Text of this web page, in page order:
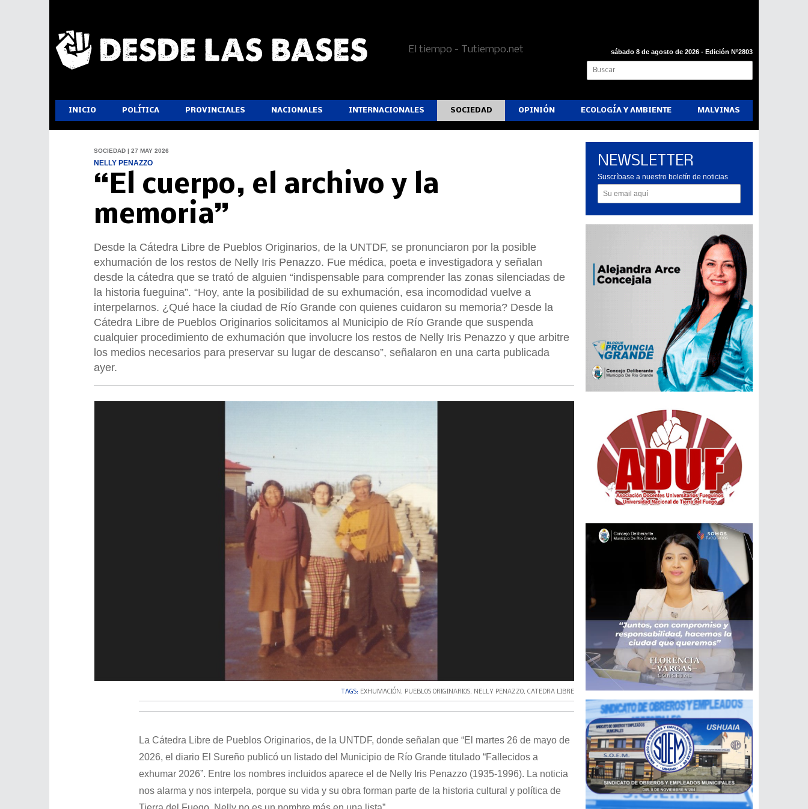
El tiempo - Tutiempo.net sábado 8 de agosto de 2026 - Edición Nº2803
INICIO POLÍTICA PROVINCIALES NACIONALES INTERNACIONALES SOCIEDAD OPINIÓN ECOLOGÍA Y AMBIENTE MALVINAS
SOCIEDAD | 27 MAY 2026
NELLY PENAZZO
“El cuerpo, el archivo y la
memoria”
Desde la Cátedra Libre de Pueblos Originarios, de la UNTDF, se pronunciaron por la posible
exhumación de los restos de Nelly Iris Penazzo. Fue médica, poeta e investigadora y señalan
desde la cátedra que se trató de alguien “indispensable para comprender las zonas silenciadas de
la historia fueguina”. “Hoy, ante la posibilidad de su exhumación, esa incomodidad vuelve a
interpelarnos. ¿Qué hace la ciudad de Río Grande con quienes cuidaron su memoria? Desde la
Cátedra Libre de Pueblos Originarios solicitamos al Municipio de Río Grande que suspenda
cualquier procedimiento de exhumación que involucre los restos de Nelly Iris Penazzo y que arbitre
los medios necesarios para preservar su lugar de descanso”, señalaron en una carta publicada
ayer.
TAGS: EXHUMACIÓN , PUEBLOS ORIGINARIOS, NELLY PENAZZO, CATEDRA LIBRE
La Cátedra Libre de Pueblos Originarios, de la UNTDF, donde señalan que “El martes 26 de mayo de
2026, el diario El Sureño publicó un listado del Municipio de Río Grande titulado “Fallecidos a
exhumar 2026”. Entre los nombres incluidos aparece el de Nelly Iris Penazzo (1935-1996). La noticia
nos alarma y nos interpela, porque su vida y su obra forman parte de la historia cultural y política de
NEWSLETTER
Suscríbase a nuestro boletín de noticias